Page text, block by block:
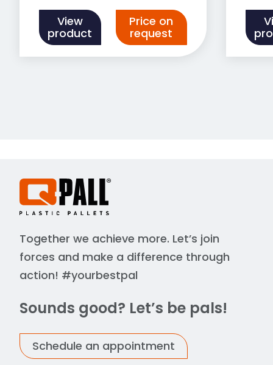
View
product
Price on
request
Together we achieve more. Let’s join
forces and make a difference through
action! #yourbestpal
Sounds good? Let’s be pals!
Schedule an appointment